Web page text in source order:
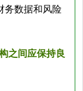
务数据和风险
之间应保持良